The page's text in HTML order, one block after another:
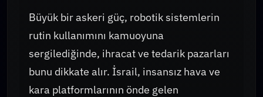
Büyük bir askeri güç, robotik sistemlerin
rutin kullanımını kamuoyuna
sergilediğinde, ihracat ve tedarik pazarları
bunu dikkate alır. İsrail, insansız hava ve
kara platformlarının önde gelen